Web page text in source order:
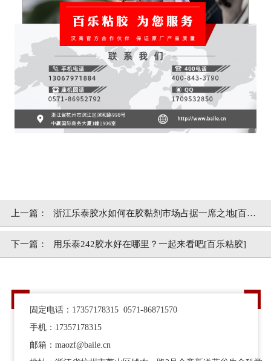
上一篇： 浙江乐泰胶水如何在胶黏剂市场占据一席之地[百乐
粘胶]
下一篇： 用乐泰242胶水好在哪里？一起来看吧[百乐粘胶]
固定电话：17357178315 0571-86871570
手机：17357178315
邮箱：maozf@baile.cn